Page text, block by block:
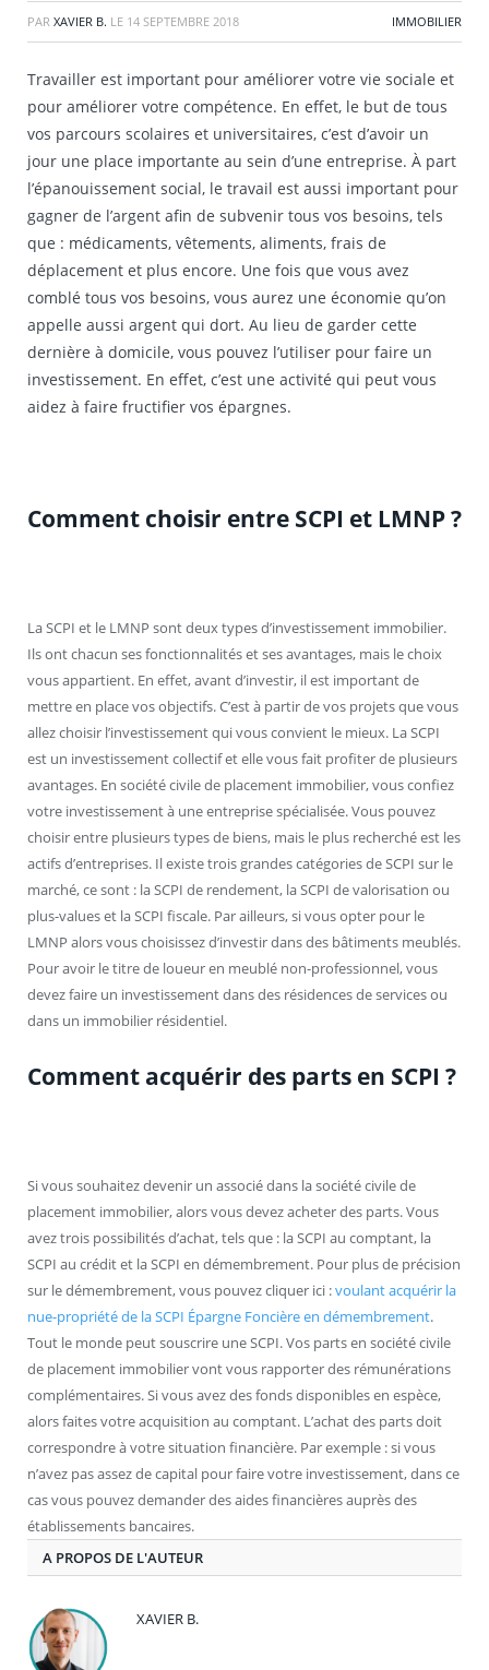
PAR XAVIER B. LE 14 SEPTEMBRE 2018 IMMOBILIER
Travailler est important pour améliorer votre vie sociale et
pour améliorer votre compétence. En effet, le but de tous
vos parcours scolaires et universitaires, c’est d’avoir un
jour une place importante au sein d’une entreprise. À part
l’épanouissement social, le travail est aussi important pour
gagner de l’argent afin de subvenir tous vos besoins, tels
que : médicaments, vêtements, aliments, frais de
déplacement et plus encore. Une fois que vous avez
comblé tous vos besoins, vous aurez une économie qu’on
appelle aussi argent qui dort. Au lieu de garder cette
dernière à domicile, vous pouvez l’utiliser pour faire un
investissement. En effet, c’est une activité qui peut vous
aidez à faire fructifier vos épargnes.
Comment choisir entre SCPI et LMNP ?
La SCPI et le LMNP sont deux types d’investissement immobilier.
Ils ont chacun ses fonctionnalités et ses avantages, mais le choix
vous appartient. En effet, avant d’investir, il est important de
mettre en place vos objectifs. C’est à partir de vos projets que vous
allez choisir l’investissement qui vous convient le mieux. La SCPI
est un investissement collectif et elle vous fait profiter de plusieurs
avantages. En société civile de placement immobilier, vous confiez
votre investissement à une entreprise spécialisée. Vous pouvez
choisir entre plusieurs types de biens, mais le plus recherché est les
actifs d’entreprises. Il existe trois grandes catégories de SCPI sur le
marché, ce sont : la SCPI de rendement, la SCPI de valorisation ou
plus-values et la SCPI fiscale. Par ailleurs, si vous opter pour le
LMNP alors vous choisissez d’investir dans des bâtiments meublés.
Pour avoir le titre de loueur en meublé non-professionnel, vous
devez faire un investissement dans des résidences de services ou
dans un immobilier résidentiel.
Comment acquérir des parts en SCPI ?
Si vous souhaitez devenir un associé dans la société civile de
placement immobilier, alors vous devez acheter des parts. Vous
avez trois possibilités d’achat, tels que : la SCPI au comptant, la
SCPI au crédit et la SCPI en démembrement. Pour plus de précision
sur le démembrement, vous pouvez cliquer ici :voulant acquérir la
nue-propriété de la SCPI Épargne Foncière en démembrement.
Tout le monde peut souscrire une SCPI. Vos parts en société civile
de placement immobilier vont vous rapporter des rémunérations
complémentaires. Si vous avez des fonds disponibles en espèce,
alors faites votre acquisition au comptant. L’achat des parts doit
correspondre à votre situation financière. Par exemple : si vous
n’avez pas assez de capital pour faire votre investissement, dans ce
cas vous pouvez demander des aides financières auprès des
établissements bancaires.
A PROPOS DE L'AUTEUR
XAVIER B.